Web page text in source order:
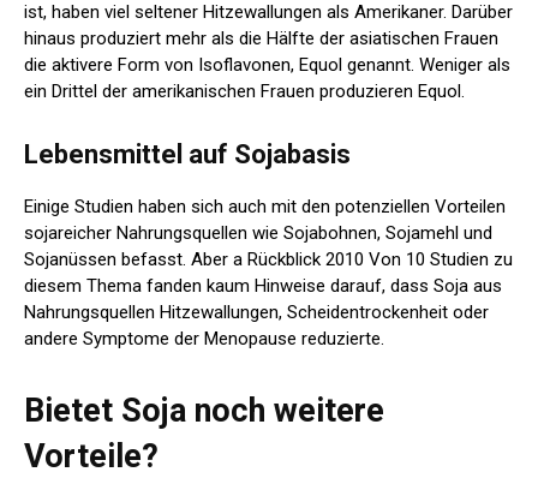
ist, haben viel seltener Hitzewallungen als Amerikaner. Darüber
hinaus produziert mehr als die Hälfte der asiatischen Frauen
die aktivere Form von Isoflavonen, Equol genannt. Weniger als
ein Drittel der amerikanischen Frauen produzieren Equol.
Lebensmittel auf Sojabasis
Einige Studien haben sich auch mit den potenziellen Vorteilen
sojareicher Nahrungsquellen wie Sojabohnen, Sojamehl und
Sojanüssen befasst. Aber a Rückblick 2010 Von 10 Studien zu
diesem Thema fanden kaum Hinweise darauf, dass Soja aus
Nahrungsquellen Hitzewallungen, Scheidentrockenheit oder
andere Symptome der Menopause reduzierte.
Bietet Soja noch weitere
Vorteile?